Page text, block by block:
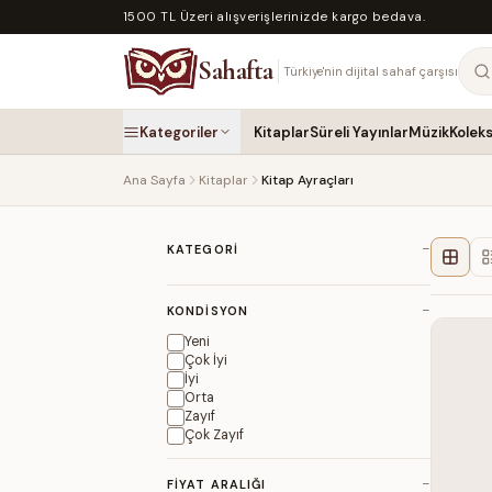
1500 TL Üzeri alışverişlerinizde kargo bedava.
Sahafta Türkiye'nin dijital sahaf çarşısı
Kategoriler KitaplarSüreli YayınlarMüzik
Ana Sayfa Kitaplar Kitap Ayraçları
KATEGORI −
KONDISYON −
Yeni
Çok İyi
İyi
Orta
Zayıf
Çok Zayıf
FIYAT ARALIĞI −